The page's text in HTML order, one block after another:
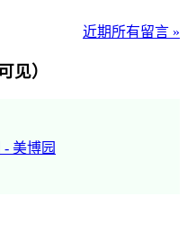
近期所有留言 »
见）
美博园